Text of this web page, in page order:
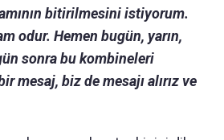
bitirilmesini istiyorum.
odur. Hemen bugün, yarın,
sonra bu kombineleri
mesaj, biz de mesajı alırız ve